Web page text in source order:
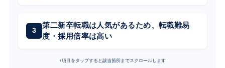
第二新卒転職は人気があるため、転職難易
度・採用倍率は高い
↑項目をタップすると該当箇所までスクロールします